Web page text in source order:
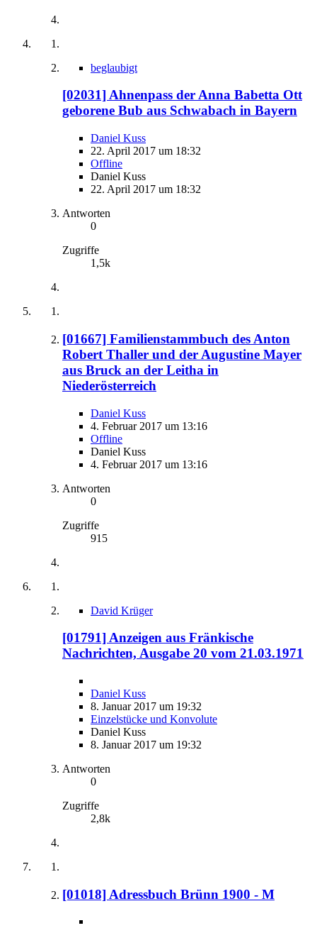
beglaubigt
[02031] Ahnenpass der Anna Babetta Ott
geborene Bub aus Schwabach in Bayern
Daniel Kuss
22. April 2017 um 18:32
Offline
Daniel Kuss
22. April 2017 um 18:32
Antworten
0
Zugriffe
1,5k
[01667] Familienstammbuch des Anton
Robert Thaller und der Augustine Mayer
aus Bruck an der Leitha in
Niederösterreich
Daniel Kuss
4. Februar 2017 um 13:16
Offline
Daniel Kuss
4. Februar 2017 um 13:16
Antworten
0
Zugriffe
915
David Krüger
[01791] Anzeigen aus Fränkische
Nachrichten, Ausgabe 20 vom 21.03.1971
Daniel Kuss
8. Januar 2017 um 19:32
Einzelstücke und Konvolute
Daniel Kuss
8. Januar 2017 um 19:32
Antworten
0
Zugriffe
2,8k
[01018] Adressbuch Brünn 1900 - M